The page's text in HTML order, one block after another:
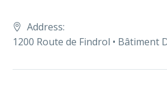
Address:
1200 Route de Findrol • Bâtiment